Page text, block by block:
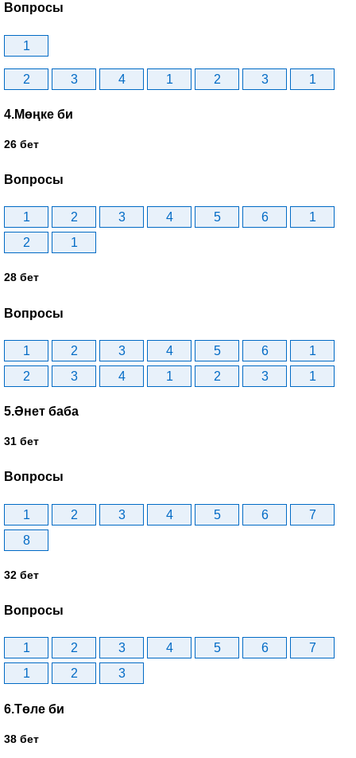
Вопросы
1
2 3 4 1 2 3 1
4.Мөңке би
26 бет
Вопросы
1 2 3 4 5 6
1
2
1
28 бет
Вопросы
1 2 3 4 5 6
1
2
3 4 1 2 3 1
5.Әнет баба
31 бет
Вопросы
1 2 3 4 5 6
7
8
32 бет
Вопросы
1 2 3 4 5 6
7
1
2 3
6.Төле би
38 бет